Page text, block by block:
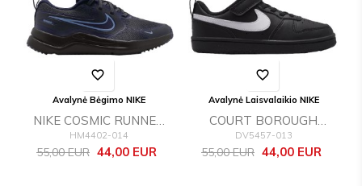
favorite_border
Avalynė Bėgimo NIKE
NIKE COSMIC RUNNER
(GS)
HM4402-014
Bazinė
55,00 EUR Kaina
44,00 EUR
favorite_border
Avalynė Laisvalaikio NIKE
COURT BOROUGH
LOW RECRAFT (PS)
DV5457-013
Bazinė
55,00 EUR Kaina
44,00 EUR